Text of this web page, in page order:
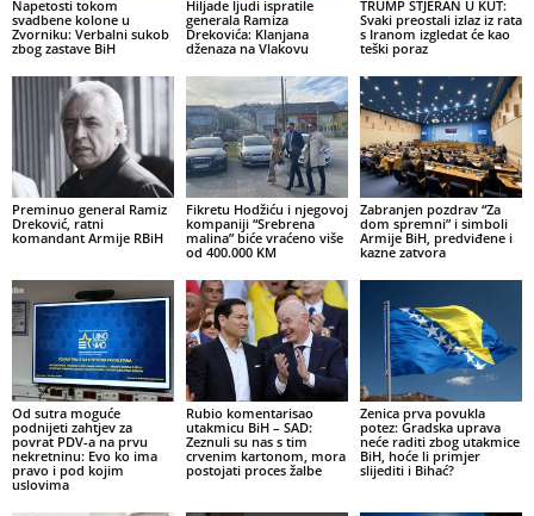
Napetosti tokom
svadbene kolone u
Zvorniku: Verbalni sukob
zbog zastave BiH
Hiljade ljudi ispratile
generala Ramiza
Drekovića: Klanjana
dženaza na Vlakovu
TRUMP STJERAN U KUT:
Svaki preostali izlaz iz rata
s Iranom izgledat će kao
teški poraz
Preminuo general Ramiz
Dreković, ratni
komandant Armije RBiH
Fikretu Hodžiću i njegovoj
kompaniji “Srebrena
malina” biće vraćeno više
od 400.000 KM
Zabranjen pozdrav “Za
dom spremni” i simboli
Armije BiH, predviđene i
kazne zatvora
Od sutra moguće
podnijeti zahtjev za
povrat PDV-a na prvu
nekretninu: Evo ko ima
pravo i pod kojim
uslovima
Rubio komentarisao
utakmicu BiH – SAD:
Zeznuli su nas s tim
crvenim kartonom, mora
postojati proces žalbe
Zenica prva povukla
potez: Gradska uprava
neće raditi zbog utakmice
BiH, hoće li primjer
slijediti i Bihać?